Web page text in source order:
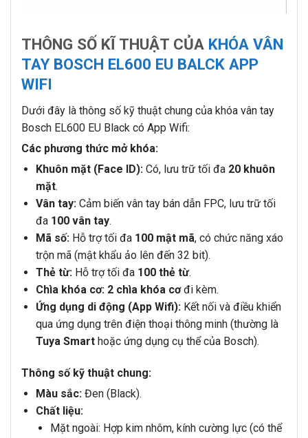
THÔNG SỐ KĨ THUẬT CỦA KHÓA VÂN
TAY BOSCH EL600 EU BALCK APP
WIFI
Dưới đây là thông số kỹ thuật chung của khóa vân tay
Bosch EL600 EU Black có App Wifi:
Các phương thức mở khóa:
Khuôn mặt (Face ID):Có, lưu trữ tối đa 20 khuôn
mặt.
Vân tay:Cảm biến vân tay bán dẫn FPC, lưu trữ tối
đa 100 vân tay.
Mã số:Hỗ trợ tối đa 100 mật mã, có chức năng xáo
trộn mã (mật khẩu ảo lên đến 32 bit).
Thẻ từ:Hỗ trợ tối đa 100 thẻ từ.
Chìa khóa cơ: 2 chìa khóa cơđi kèm.
Ứng dụng di động (App Wifi):Kết nối và điều khiển
qua ứng dụng trên điện thoại thông minh (thường là
Tuya Smarthoặc ứng dụng cụ thể của Bosch).
Thông số kỹ thuật chung:
Màu sắc:Đen (Black).
Chất liệu:
Mặt ngoài: Hợp kim nhôm, kính cường lực (có thể